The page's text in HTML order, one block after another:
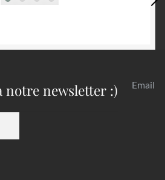
notre newsletter :) Email